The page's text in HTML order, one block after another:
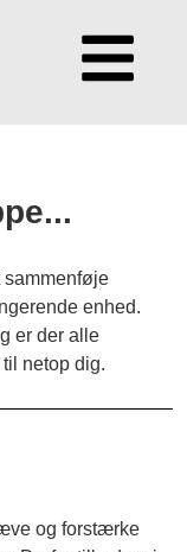
sammenføje
enhed.
er der alle
netop dig.
og forstærke